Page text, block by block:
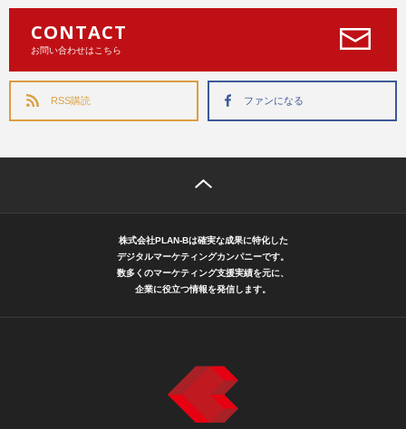
CONTACT
お問い合わせはこちら
RSS購読 ファンになる
株式会社PLAN-Bは確実な成果に特化した
デジタルマーケティングカンパニーです。
数多くのマーケティング支援実績を元に、
企業に役立つ情報を発信します。